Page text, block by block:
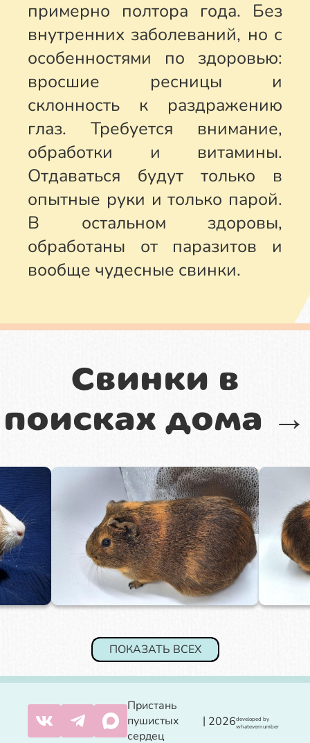
примерно полтора года. Без
внутренних заболеваний, но с
особенностями по здоровью:
вросшие ресницы и
склонность к раздражению
глаз. Требуется внимание,
обработки и витамины.
Отдаваться будут только в
опытные руки и только парой.
В остальном здоровы,
обработаны от паразитов и
вообще чудесные свинки.
Свинки в
поисках дома →
ПОКАЗАТЬ ВСЕХ
Пристань
пушистых
сердец
| 2026developed by
whatevernumber